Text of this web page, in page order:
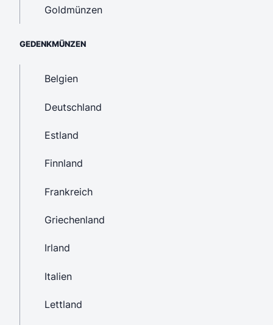
Goldmünzen
GEDENKMÜNZEN
Belgien
Deutschland
Estland
Finnland
Frankreich
Griechenland
Irland
Italien
Lettland